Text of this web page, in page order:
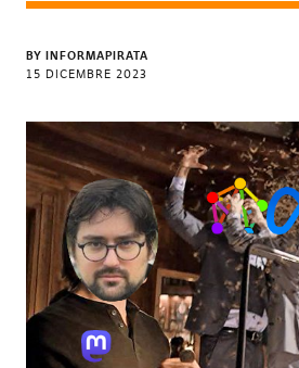
BY INFORMAPIRATA
15 DICEMBRE 2023